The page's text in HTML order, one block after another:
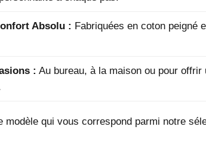
Absolu : Fabriquées en coton peigné
: Au bureau, à la maison ou pour
modèle qui vous correspond parmi notre